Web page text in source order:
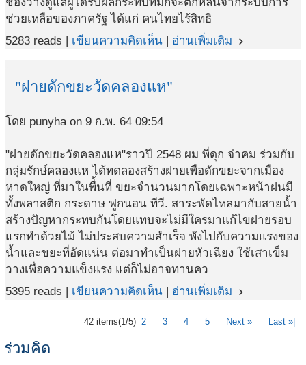
ช่วยเหลือของภาครัฐ ได้แก่ คนไทยไร้สิทธิ
5283 reads | เขียนความคิดเห็น | อ่านเพิ่มเติม navigate_next
"ฝายดักขยะวัดคลองแห"
โดย punyha on 9 ก.พ. 64 09:54
"ฝายดักขยะวัดคลองแห"ราวปี 2548 ผม พี่ดุก จ่าคม ร่วมกับ
กลุ่มรักษ์คลองแห ได้ทดลองสร้างฝายเพือดักขยะจากเมือง
หาดใหญ่ ที่มาในพื่้นที่ ขยะจำนวนมากโดยเฉพาะหน้าฝนมี
ทั้งพลาสติก กระดาษ ฟูกนอน ทีวี. สาระพัดไหลมากับสายน้ำ
สร้างปัญหากระทบกันโดยแทบจะไม่มีใครมาแก้ไขฝายรอบ
แรกทำด้วยไม้ ไม่ประสบความสำเร็จ พังไปกับความแรงของ
น้ำและขยะที่อัดแน่น ต่อมาทำเป็นฝายหัวเฉียง ใช้เสาเข็ม
วางเพื่อความแข็งแรง แต่ก็ไม่อาจทานคว
5395 reads | เขียนความคิดเห็น | อ่านเพิ่มเติม navigate_next
42 items(1/5) 2 3 4 5 Next » Last »|
ร่วมคิด